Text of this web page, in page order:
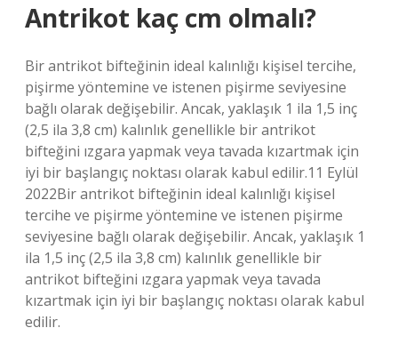
Antrikot kaç cm olmalı?
Bir antrikot bifteğinin ideal kalınlığı kişisel tercihe,
pişirme yöntemine ve istenen pişirme seviyesine
bağlı olarak değişebilir. Ancak, yaklaşık 1 ila 1,5 inç
(2,5 ila 3,8 cm) kalınlık genellikle bir antrikot
bifteğini ızgara yapmak veya tavada kızartmak için
iyi bir başlangıç ​​noktası olarak kabul edilir.11 Eylül
2022Bir antrikot bifteğinin ideal kalınlığı kişisel
tercihe ve pişirme yöntemine ve istenen pişirme
seviyesine bağlı olarak değişebilir. Ancak, yaklaşık 1
ila 1,5 inç (2,5 ila 3,8 cm) kalınlık genellikle bir
antrikot bifteğini ızgara yapmak veya tavada
kızartmak için iyi bir başlangıç ​​noktası olarak kabul
edilir.